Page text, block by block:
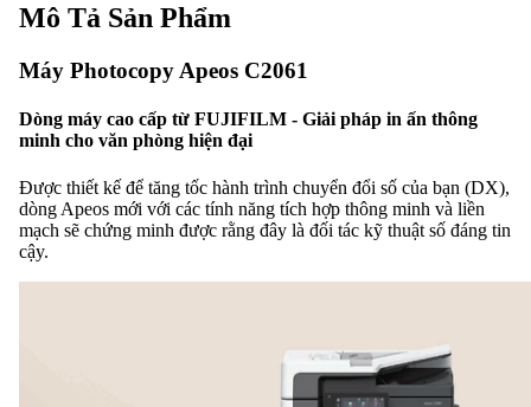
Mô Tả Sản Phẩm
Máy Photocopy Apeos C2061
Dòng máy cao cấp từ FUJIFILM - Giải pháp in ấn thông
minh cho văn phòng hiện đại
Được thiết kế để tăng tốc hành trình chuyển đổi số của bạn (DX),
dòng Apeos mới với các tính năng tích hợp thông minh và liền
mạch sẽ chứng minh được rằng đây là đối tác kỹ thuật số đáng tin
cậy.